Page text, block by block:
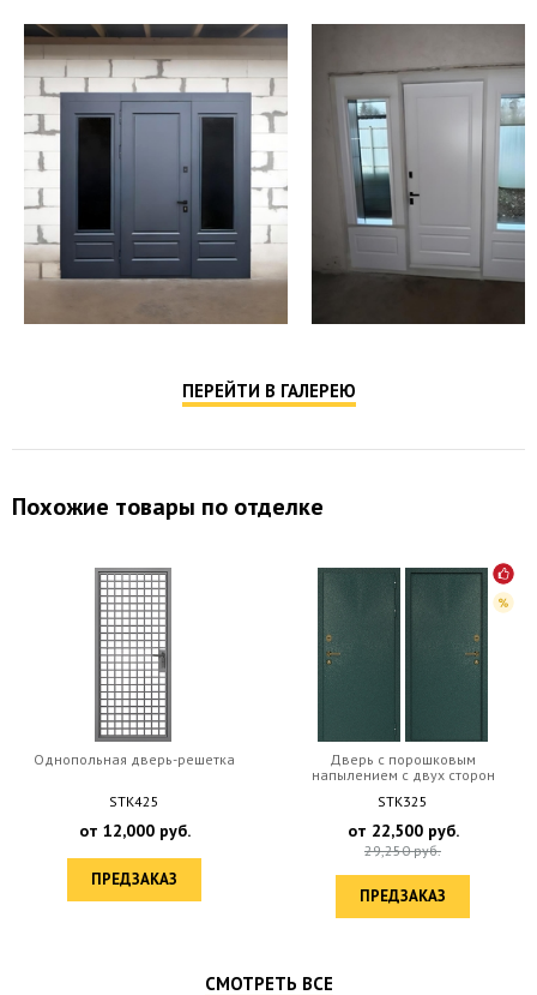
ПЕРЕЙТИ В ГАЛЕРЕЮ
Похожие товары по отделке
Однопольная дверь-решетка
STK425
от 12,000руб.
ПРЕДЗАКАЗ
Дверь с порошковым
напылением с двух сторон
STK325
от 22,500руб.
29,250руб.
ПРЕДЗАКАЗ
СМОТРЕТЬ ВСЕ